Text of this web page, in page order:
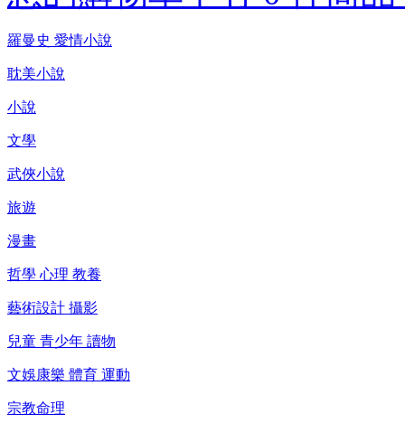
羅曼史 愛情小說
耽美小說
小說
文學
武俠小說
旅遊
漫畫
哲學 心理 教養
藝術設計 攝影
兒童 青少年 讀物
文娛康樂 體育 運動
宗教命理